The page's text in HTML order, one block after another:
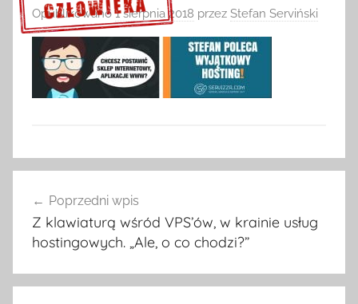
Sprawdź szczegóły >>>
Opublikowano1 sierpnia 2018 przez Stefan Serviński
wpisu
Poprzedni wpis
Z klawiaturą wśród VPS’ów, w krainie usług
hostingowych. „Ale, o co chodzi?”